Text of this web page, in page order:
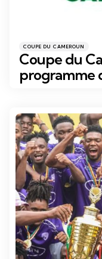
Catégories
Posté
dans
COUPE DU CAMEROUN
Coupe du
programme